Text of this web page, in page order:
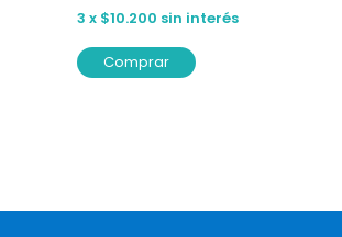
3 x $10.200 sin interés
Comprar